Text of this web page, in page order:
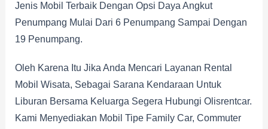
Jenis Mobil Terbaik Dengan Opsi Daya Angkut
Penumpang Mulai Dari 6 Penumpang Sampai Dengan
19 Penumpang.
Oleh Karena Itu Jika Anda Mencari Layanan Rental
Mobil Wisata, Sebagai Sarana Kendaraan Untuk
Liburan Bersama Keluarga Segera Hubungi Olisrentcar.
Kami Menyediakan Mobil Tipe Family Car, Commuter